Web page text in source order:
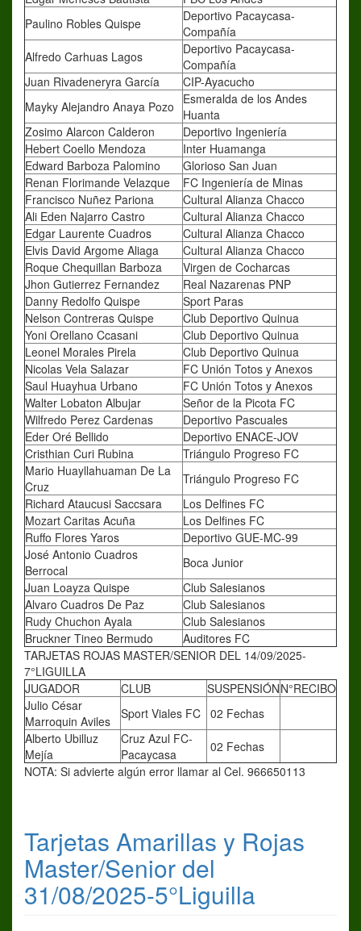
Paulino Robles Quispe
Deportivo Pacaycasa-
Compañía
Alfredo Carhuas Lagos
Deportivo Pacaycasa-
Compañía
Juan Rivadeneryra García
CIP-Ayacucho
Mayky Alejandro Anaya Pozo
Esmeralda de los Andes
Huanta
Zosimo Alarcon Calderon
Deportivo Ingeniería
Hebert Coello Mendoza
Inter Huamanga
Edward Barboza Palomino
Glorioso San Juan
Renan Florimande Velazque
FC Ingeniería de Minas
Francisco Nuñez Pariona
Cultural Alianza Chacco
Ali Eden Najarro Castro
Cultural Alianza Chacco
Edgar Laurente Cuadros
Cultural Alianza Chacco
Elvis David Argome Aliaga
Cultural Alianza Chacco
Roque Chequillan Barboza
Virgen de Cocharcas
Jhon Gutierrez Fernandez
Real Nazarenas PNP
Danny Redolfo Quispe
Sport Paras
Nelson Contreras Quispe
Club Deportivo Quinua
Yoni Orellano Ccasani
Club Deportivo Quinua
Leonel Morales Pirela
Club Deportivo Quinua
Nicolas Vela Salazar
FC Unión Totos y Anexos
Saul Huayhua Urbano
FC Unión Totos y Anexos
Walter Lobaton Albujar
Señor de la Picota FC
Wilfredo Perez Cardenas
Deportivo Pascuales
Eder Oré Bellido
Deportivo ENACE-JOV
Cristhian Curi Rubina
Triángulo Progreso FC
Mario Huayllahuaman De La
Cruz
Triángulo Progreso FC
Richard Ataucusi Saccsara
Los Delfines FC
Mozart Caritas Acuña
Los Delfines FC
Ruffo Flores Yaros
Deportivo GUE-MC-99
José Antonio Cuadros
Berrocal
Boca Junior
Juan Loayza Quispe
Club Salesianos
Alvaro Cuadros De Paz
Club Salesianos
Rudy Chuchon Ayala
Club Salesianos
Bruckner Tineo Bermudo
Auditores FC
TARJETAS ROJAS MASTER/SENIOR DEL 14/09/2025-
7°LIGUILLA
JUGADOR
CLUB SUSPENSIÓNN°RECIBO
Julio César
Marroquin Aviles
Sport Viales FC 02 Fechas
Alberto Ubilluz
Mejía
Cruz Azul FC-
Pacaycasa
02 Fechas
NOTA: Si advierte algún error llamar al Cel. 966650113
Tarjetas Amarillas y Rojas
Master/Senior del
31/08/2025-5°Liguilla